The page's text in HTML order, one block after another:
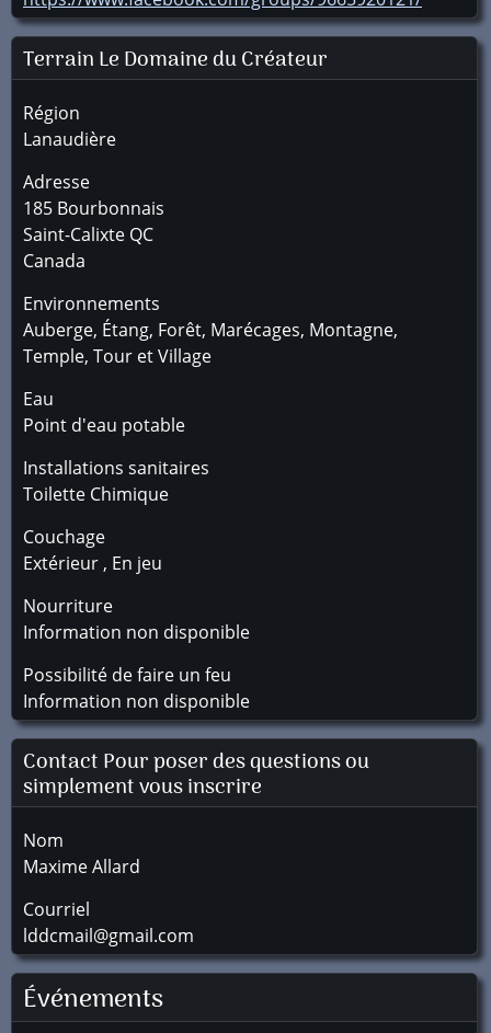
Terrain Le Domaine du Créateur
Région
Lanaudière
Adresse
185 Bourbonnais
Saint-Calixte QC
Canada
Environnements
Auberge, Étang, Forêt, Marécages, Montagne,
Temple, Tour et Village
Eau
Point d'eau potable
Installations sanitaires
Toilette Chimique
Couchage
Extérieur , En jeu
Nourriture
Information non disponible
Possibilité de faire un feu
Information non disponible
Contact Pour poser des questions ou
simplement vous inscrire
Nom
Maxime Allard
Courriel
lddcmail@gmail.com
Événements